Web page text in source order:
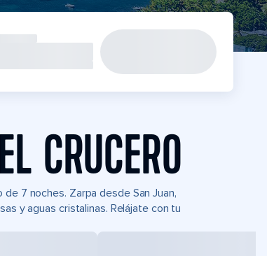
CRUCERO
7 noches. Zarpa desde San Juan,
y aguas cristalinas. Relájate con tu